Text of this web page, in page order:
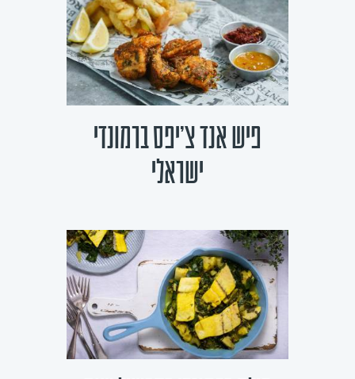
פיש אנד צ'יפס ברמונדי
ישראלי